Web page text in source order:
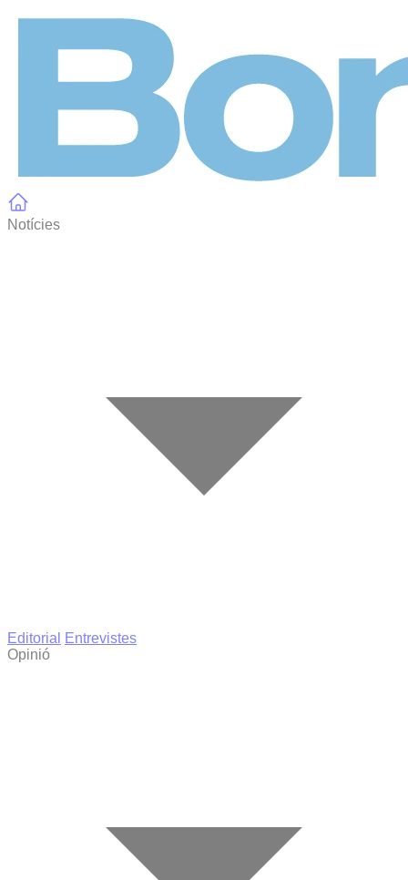
Notícies
Editorial
Entrevistes
Opinió